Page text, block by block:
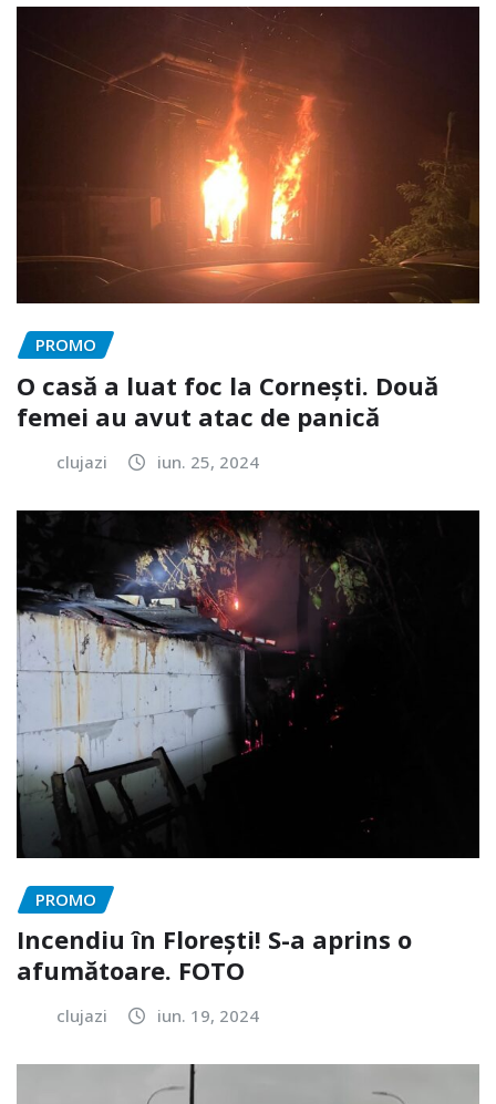
PROMO
O casă a luat foc la Cornești. Două
femei au avut atac de panică
clujazi iun. 25, 2024
PROMO
Incendiu în Florești! S-a aprins o
afumătoare. FOTO
clujazi iun. 19, 2024